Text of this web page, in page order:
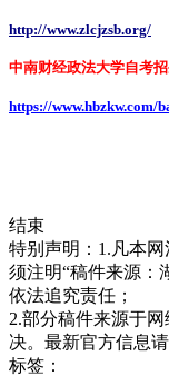
http://www.zlcjzsb.org/
中南财经政法大学自考
https://www.hbzkw.com/
结束
特别声明：1.凡本
须注明“稿件来源：
依法追究责任；
2.部分稿件来源于
决。最新官方信息
标签：